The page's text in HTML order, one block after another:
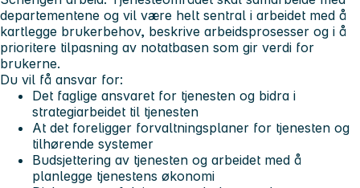
departementene og vil være helt sentral i arbeidet med å
kartlegge brukerbehov, beskrive arbeidsprosesser og i å
prioritere tilpasning av notatbasen som gir verdi for
brukerne.
Du vil få ansvar for:
Det faglige ansvaret for tjenesten og bidra i
strategiarbeidet til tjenesten
At det foreligger forvaltningsplaner for tjenesten og
tilhørende systemer
Budsjettering av tjenesten og arbeidet med å
planlegge tjenestens økonomi